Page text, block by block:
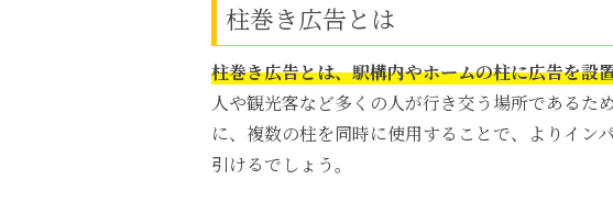
柱巻き広告とは
柱巻き広告とは、駅構内やホームの柱に広告を設
人や観光客など多くの人が行き交う場所であるた
に、複数の柱を同時に使用することで、よりイン
引けるでしょう。